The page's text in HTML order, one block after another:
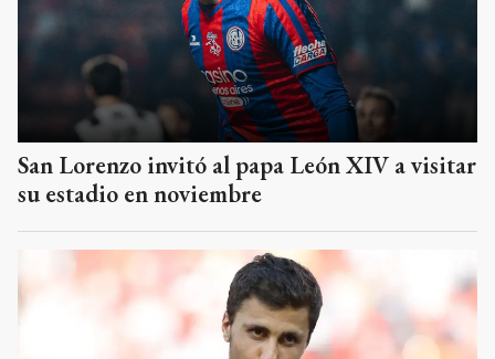
San Lorenzo invitó al papa León XIV a visitar
su estadio en noviembre